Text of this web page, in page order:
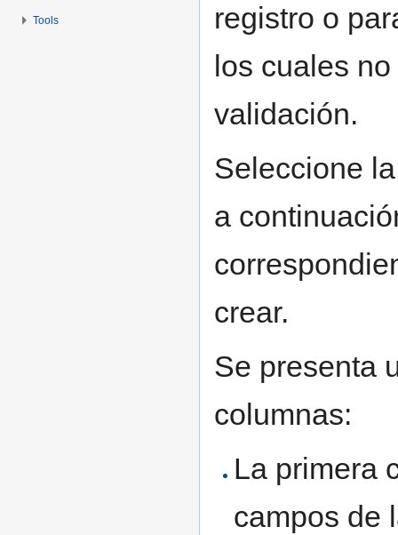
registro o
los cuales
validación.
Seleccione
a
crear.
Se presenta
columnas:
La primera
campos de
Tools